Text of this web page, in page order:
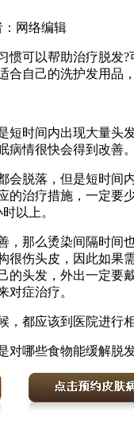
网络编辑
惯可以帮助治疗脱发
自己的洗护发用品
短时间内出现大量头
病情很快会得到改善
会脱落，但是短时间
的治疗措施，一定要
以上。
，那么烫染间隔时
很伤头皮，因此如果
的头发，外出一定要
对症治疗。
，都应该到医院进行
对哪些食物能缓解脱